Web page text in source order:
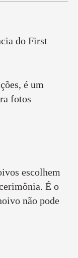
do First
é um
fotos
escolhem
É o
não pode